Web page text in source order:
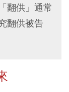
翻供」通常
翻供被告